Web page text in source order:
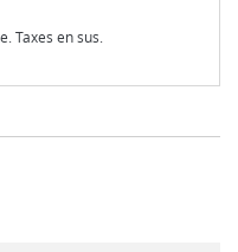
Taxes en sus.